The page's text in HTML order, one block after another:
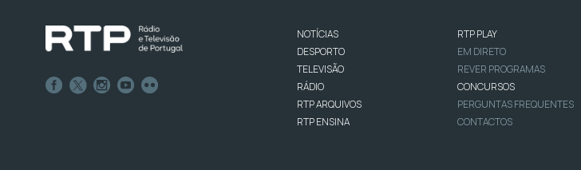
NOTÍCIAS
DESPORTO
TELEVISÃO
RÁDIO
RTP ARQUIVOS
RTP ENSINA
RTP PLAY
EM DIRETO
REVER PROGRAMAS
CONCURSOS
PERGUNTAS FREQUENTES
CONTACTOS